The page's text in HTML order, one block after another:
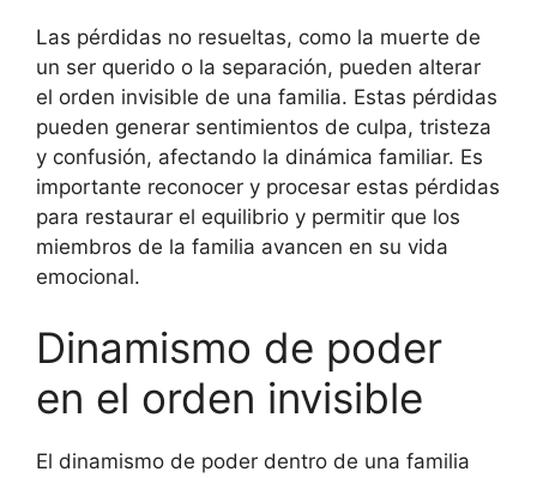
Las pérdidas no resueltas, como la muerte de
un ser querido o la separación, pueden alterar
el orden invisible de una familia. Estas pérdidas
pueden generar sentimientos de culpa, tristeza
y confusión, afectando la dinámica familiar. Es
importante reconocer y procesar estas pérdidas
para restaurar el equilibrio y permitir que los
miembros de la familia avancen en su vida
emocional.
Dinamismo de poder
en el orden invisible
El dinamismo de poder dentro de una familia